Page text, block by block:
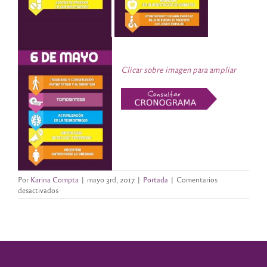
Clicar sobre imagen para ampliar
PorKarina Compta | mayo 3rd, 2017 | Portada | Comentarios
desactivadosen
CONACIM